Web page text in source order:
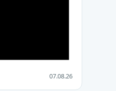
07.08.26